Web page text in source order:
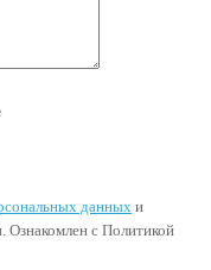
данныхи
Ознакомлен с Политикой